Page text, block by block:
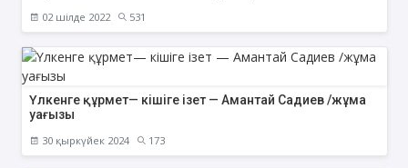
02 шілде 2022 531
Үлкенге құрмет— кішіге ізет — Амантай Садиев /жұма
уағызы
30 қыркүйек 2024 173